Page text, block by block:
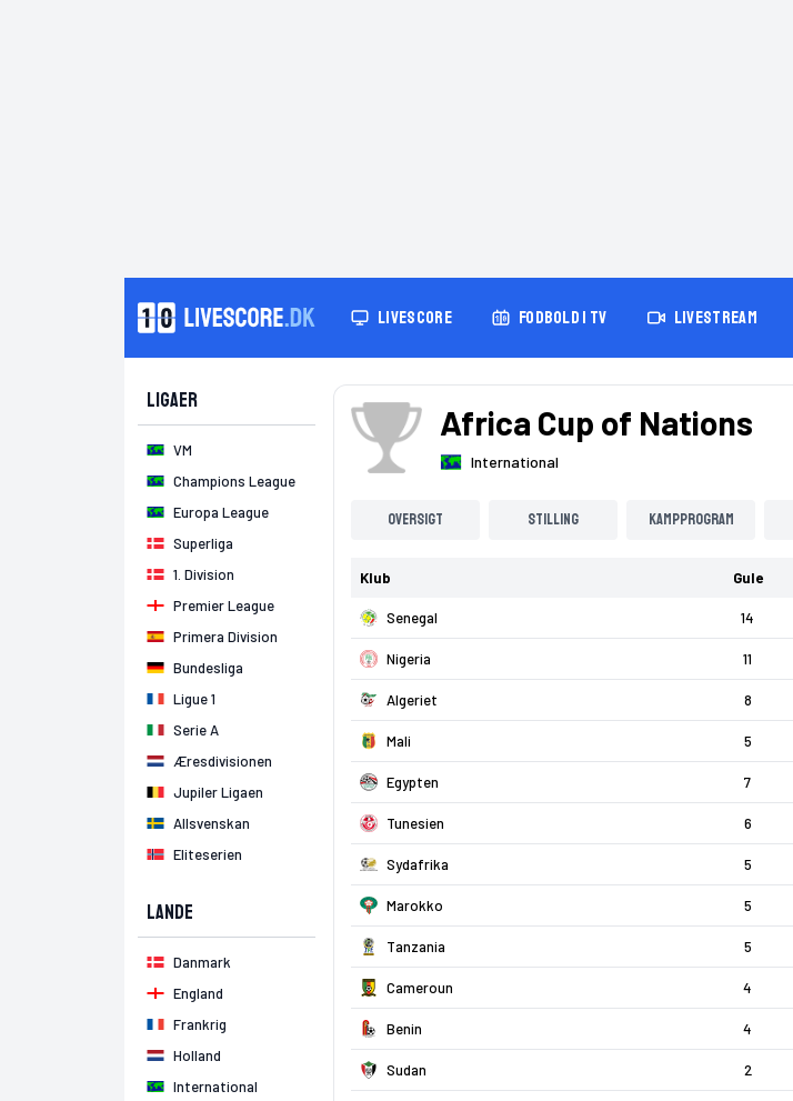
LIVESCORE FODBOLD I TV LIVESTREAM
Africa Cup of Nations
International
Oversigt Stilling Kampprogram
Klub Gule
Senegal 14
Nigeria 11
Algeriet 8
Mali 5
Egypten 7
Tunesien 6
Sydafrika 5
Marokko 5
Tanzania 5
Cameroun 4
Benin 4
Sudan 2
Ligaer
VM
Champions League
Europa League
Superliga
1. Division
Premier League
Primera Division
Bundesliga
Ligue 1
Serie A
Æresdivisionen
Jupiler Ligaen
Allsvenskan
Eliteserien
Lande
Danmark
England
Frankrig
Holland
International